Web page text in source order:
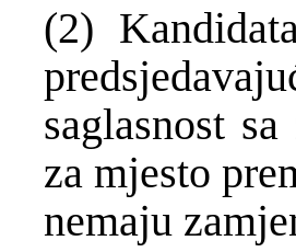
(2)
saglasnost
za mjesto
nemaju